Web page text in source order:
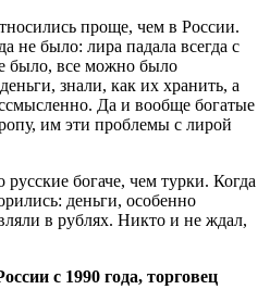
проще, чем в России.
не было: лира падала всегда с
было, все можно было
знали, как их хранить, а
Да и вообще богатые
им эти проблемы с лирой
богаче, чем турки. Когда
деньги, особенно
в рублях. Никто и не ждал,
с 1990 года, торговец